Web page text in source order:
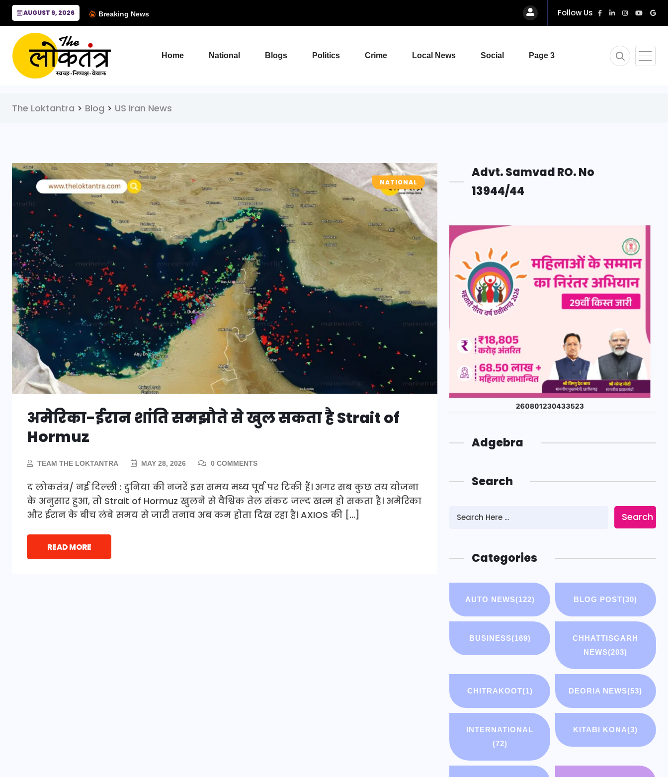
AUGUST 9, 2026 Breaking News Follow Us
Home National Blogs Politics Crime Local News Social Page 3
The Loktantra > Blog > US Iran News
NATIONAL
अमेरिका-ईरान शांति समझौते से खुल सकता है Strait of
Hormuz
TEAM THE LOKTANTRA MAY 28, 2026 0 COMMENTS
द लोकतंत्र/ नई दिल्ली : दुनिया की नजरें इस समय मध्य पूर्व पर टिकी हैं। अगर सब कुछ तय योजना
के अनुसार हुआ, तो Strait of Hormuz खुलने से वैश्विक तेल संकट जल्द खत्म हो सकता है। अमेरिका
और ईरान के बीच लंबे समय से जारी तनाव अब कम होता दिख रहा है। AXIOS की […]
READ MORE
Advt. Samvad RO. No
13944/44
Adgebra
Search
Search
Categories
AUTO NEWS(122) BLOG POST(30)
BUSINESS(169)
CHHATTISGARH
NEWS(203)
CHITRAKOOT(1) DEORIA NEWS(53)
INTERNATIONAL
(72)
KITABI KONA(3)